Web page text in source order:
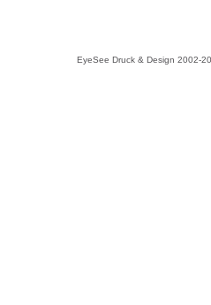
EyeSee Druck & Design 2002-